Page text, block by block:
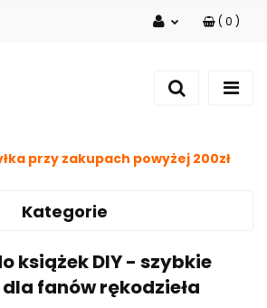
Zarejestruj się
( 0 )
przy zakupach powyżej 200zł
Kategorie
książek DIY - szybkie
fanów rękodzieła